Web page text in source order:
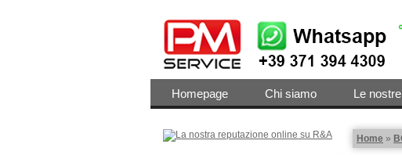
Homepage Chi siamo Le
Home »